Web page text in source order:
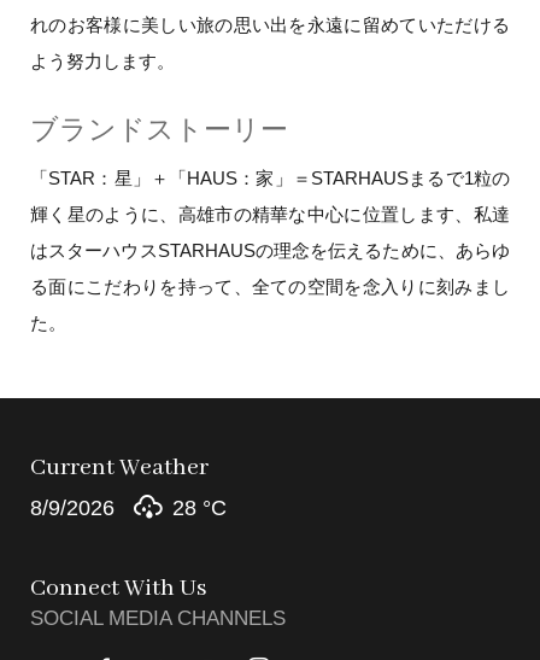
れのお客様に美しい旅の思い出を永遠に留めていただける
よう努力します。
ブランドストーリー
「STAR：星」＋「HAUS：家」＝STARHAUSまるで1粒の
輝く星のように、高雄市の精華な中心に位置します、私達
はスターハウスSTARHAUSの理念を伝えるために、あらゆ
る面にこだわりを持って、全ての空間を念入りに刻みまし
た。
Current Weather
8/9/2026 28 °C
Connect With Us
SOCIAL MEDIA CHANNELS